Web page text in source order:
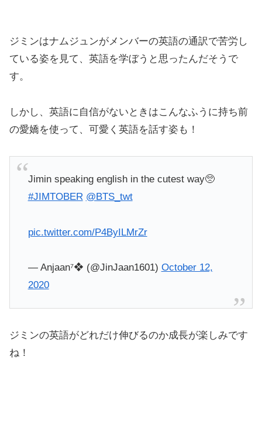
ジミンはナムジュンがメンバーの英語の通訳で苦労し
ている姿を見て、英語を学ぼうと思ったんだそうで
す。
しかし、英語に自信がないときはこんなふうに持ち前
の愛嬌を使って、可愛く英語を話す姿も！
Jimin speaking english in the cutest way🥺
#JIMTOBER @BTS_twt
pic.twitter.com/P4ByILMrZr
— Anjaan⁷❖ (@JinJaan1601) October 12,
2020
ジミンの英語がどれだけ伸びるのか成長が楽しみです
ね！